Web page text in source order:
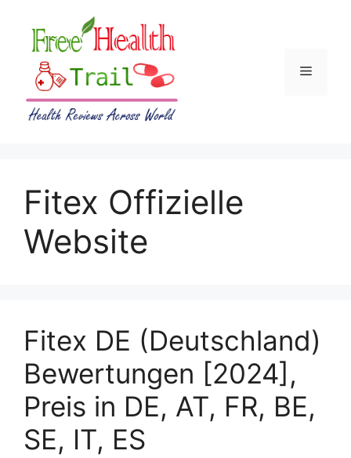
content
Menu
Fitex Offizielle
Website
Fitex DE (Deutschland)
Bewertungen [2024],
Preis in DE, AT, FR, BE,
SE, IT, ES